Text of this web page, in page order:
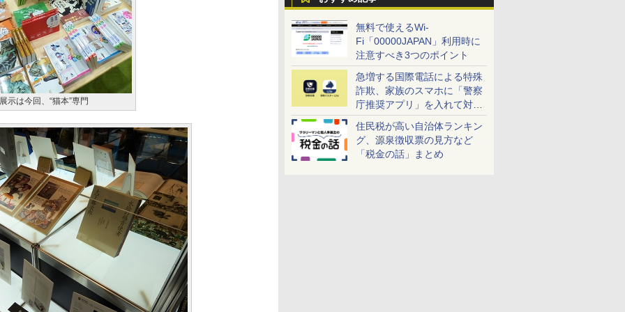
無料で使えるWi-
Fi「00000JAPAN」利用時に
注意すべき3つのポイント
急増する国際電話による特殊
詐欺、家族のスマホに「警察
庁推奨アプリ」を入れて対策
しよう！
住民税が高い自治体ランキン
グ、源泉徴収票の見方など
「税金の話」まとめ
示は今回、“猫本”専門